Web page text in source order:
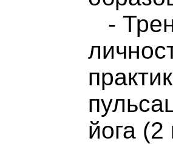
-
йога (2